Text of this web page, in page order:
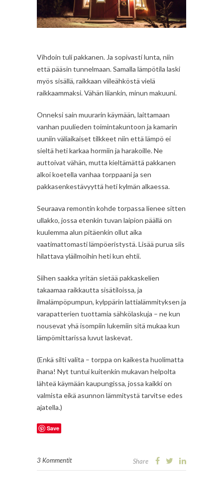
Vihdoin tuli pakkanen. Ja sopivasti lunta, niin
että pääsin tunnelmaan. Samalla lämpötila laski
myös sisällä, raikkaan viileähköstä vielä
raikkaammaksi. Vähän liiankin, minun makuuni.
Onneksi sain muurarin käymään, laittamaan
vanhan puulieden toimintakuntoon ja kamarin
uuniin väliaikaiset tilkkeet niin että lämpö ei
sieltä heti karkaa hormiin ja harakoille. Ne
auttoivat vähän, mutta kieltämättä pakkanen
alkoi koetella vanhaa torppaani ja sen
pakkasenkestävyyttä heti kylmän alkaessa.
Seuraava remontin kohde torpassa lienee sitten
ullakko, jossa etenkin tuvan laipion päällä on
kuulemma alun pitäenkin ollut aika
vaatimattomasti lämpöeristystä. Lisää purua siis
hilattava yläilmoihin heti kun ehtii.
Siihen saakka yritän sietää pakkaskelien
takaamaa raikkautta sisätiloissa, ja
ilmalämpöpumpun, kylppärin lattialämmityksen ja
varapatterien tuottamia sähkölaskuja – ne kun
nousevat yhä isompiin lukemiin sitä mukaa kun
lämpömittarissa luvut laskevat.
(Enkä silti valita – torppa on kaikesta huolimatta
ihana! Nyt tuntui kuitenkin mukavan helpolta
lähteä käymään kaupungissa, jossa kaikki on
valmista eikä asunnon lämmitystä tarvitse edes
ajatella.)
Save
3 Kommentit Share